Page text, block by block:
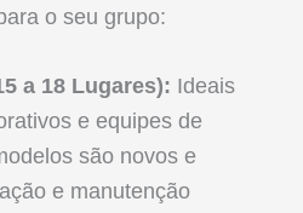
o seu grupo:
a 18 Lugares): Ideais
e equipes de
são novos e
e manutenção